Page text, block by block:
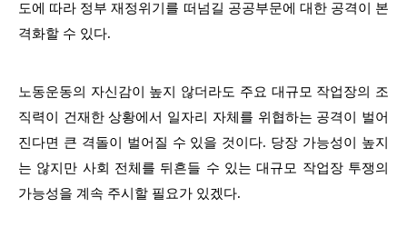
도에 따라 정부 재정위기를 떠넘길 공공부문에 대한 공격이 본
격화할 수 있다.
노동운동의 자신감이 높지 않더라도 주요 대규모 작업장의 조
직력이 건재한 상황에서 일자리 자체를 위협하는 공격이 벌어
진다면 큰 격돌이 벌어질 수 있을 것이다. 당장 가능성이 높지
는 않지만 사회 전체를 뒤흔들 수 있는 대규모 작업장 투쟁의
가능성을 계속 주시할 필요가 있겠다.